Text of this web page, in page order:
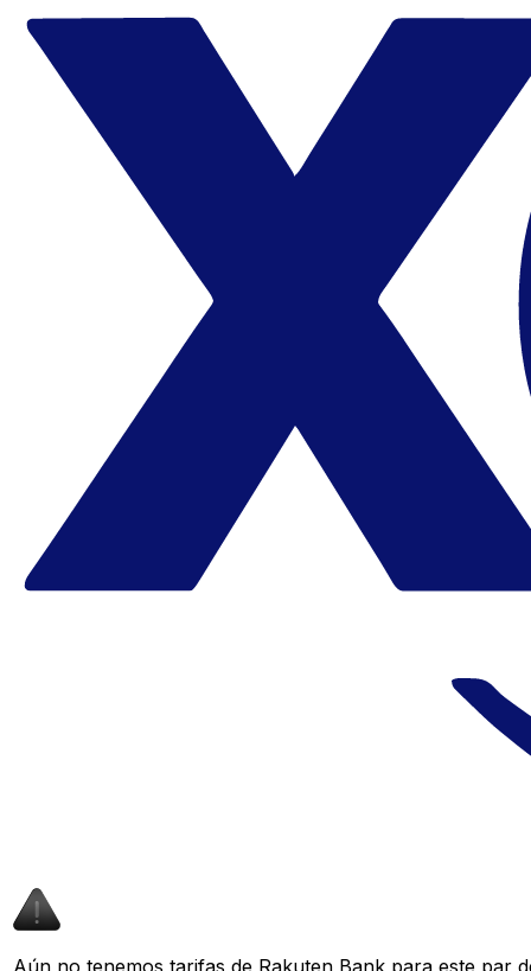
Aún no tenemos tarifas de Rakuten Bank para este par